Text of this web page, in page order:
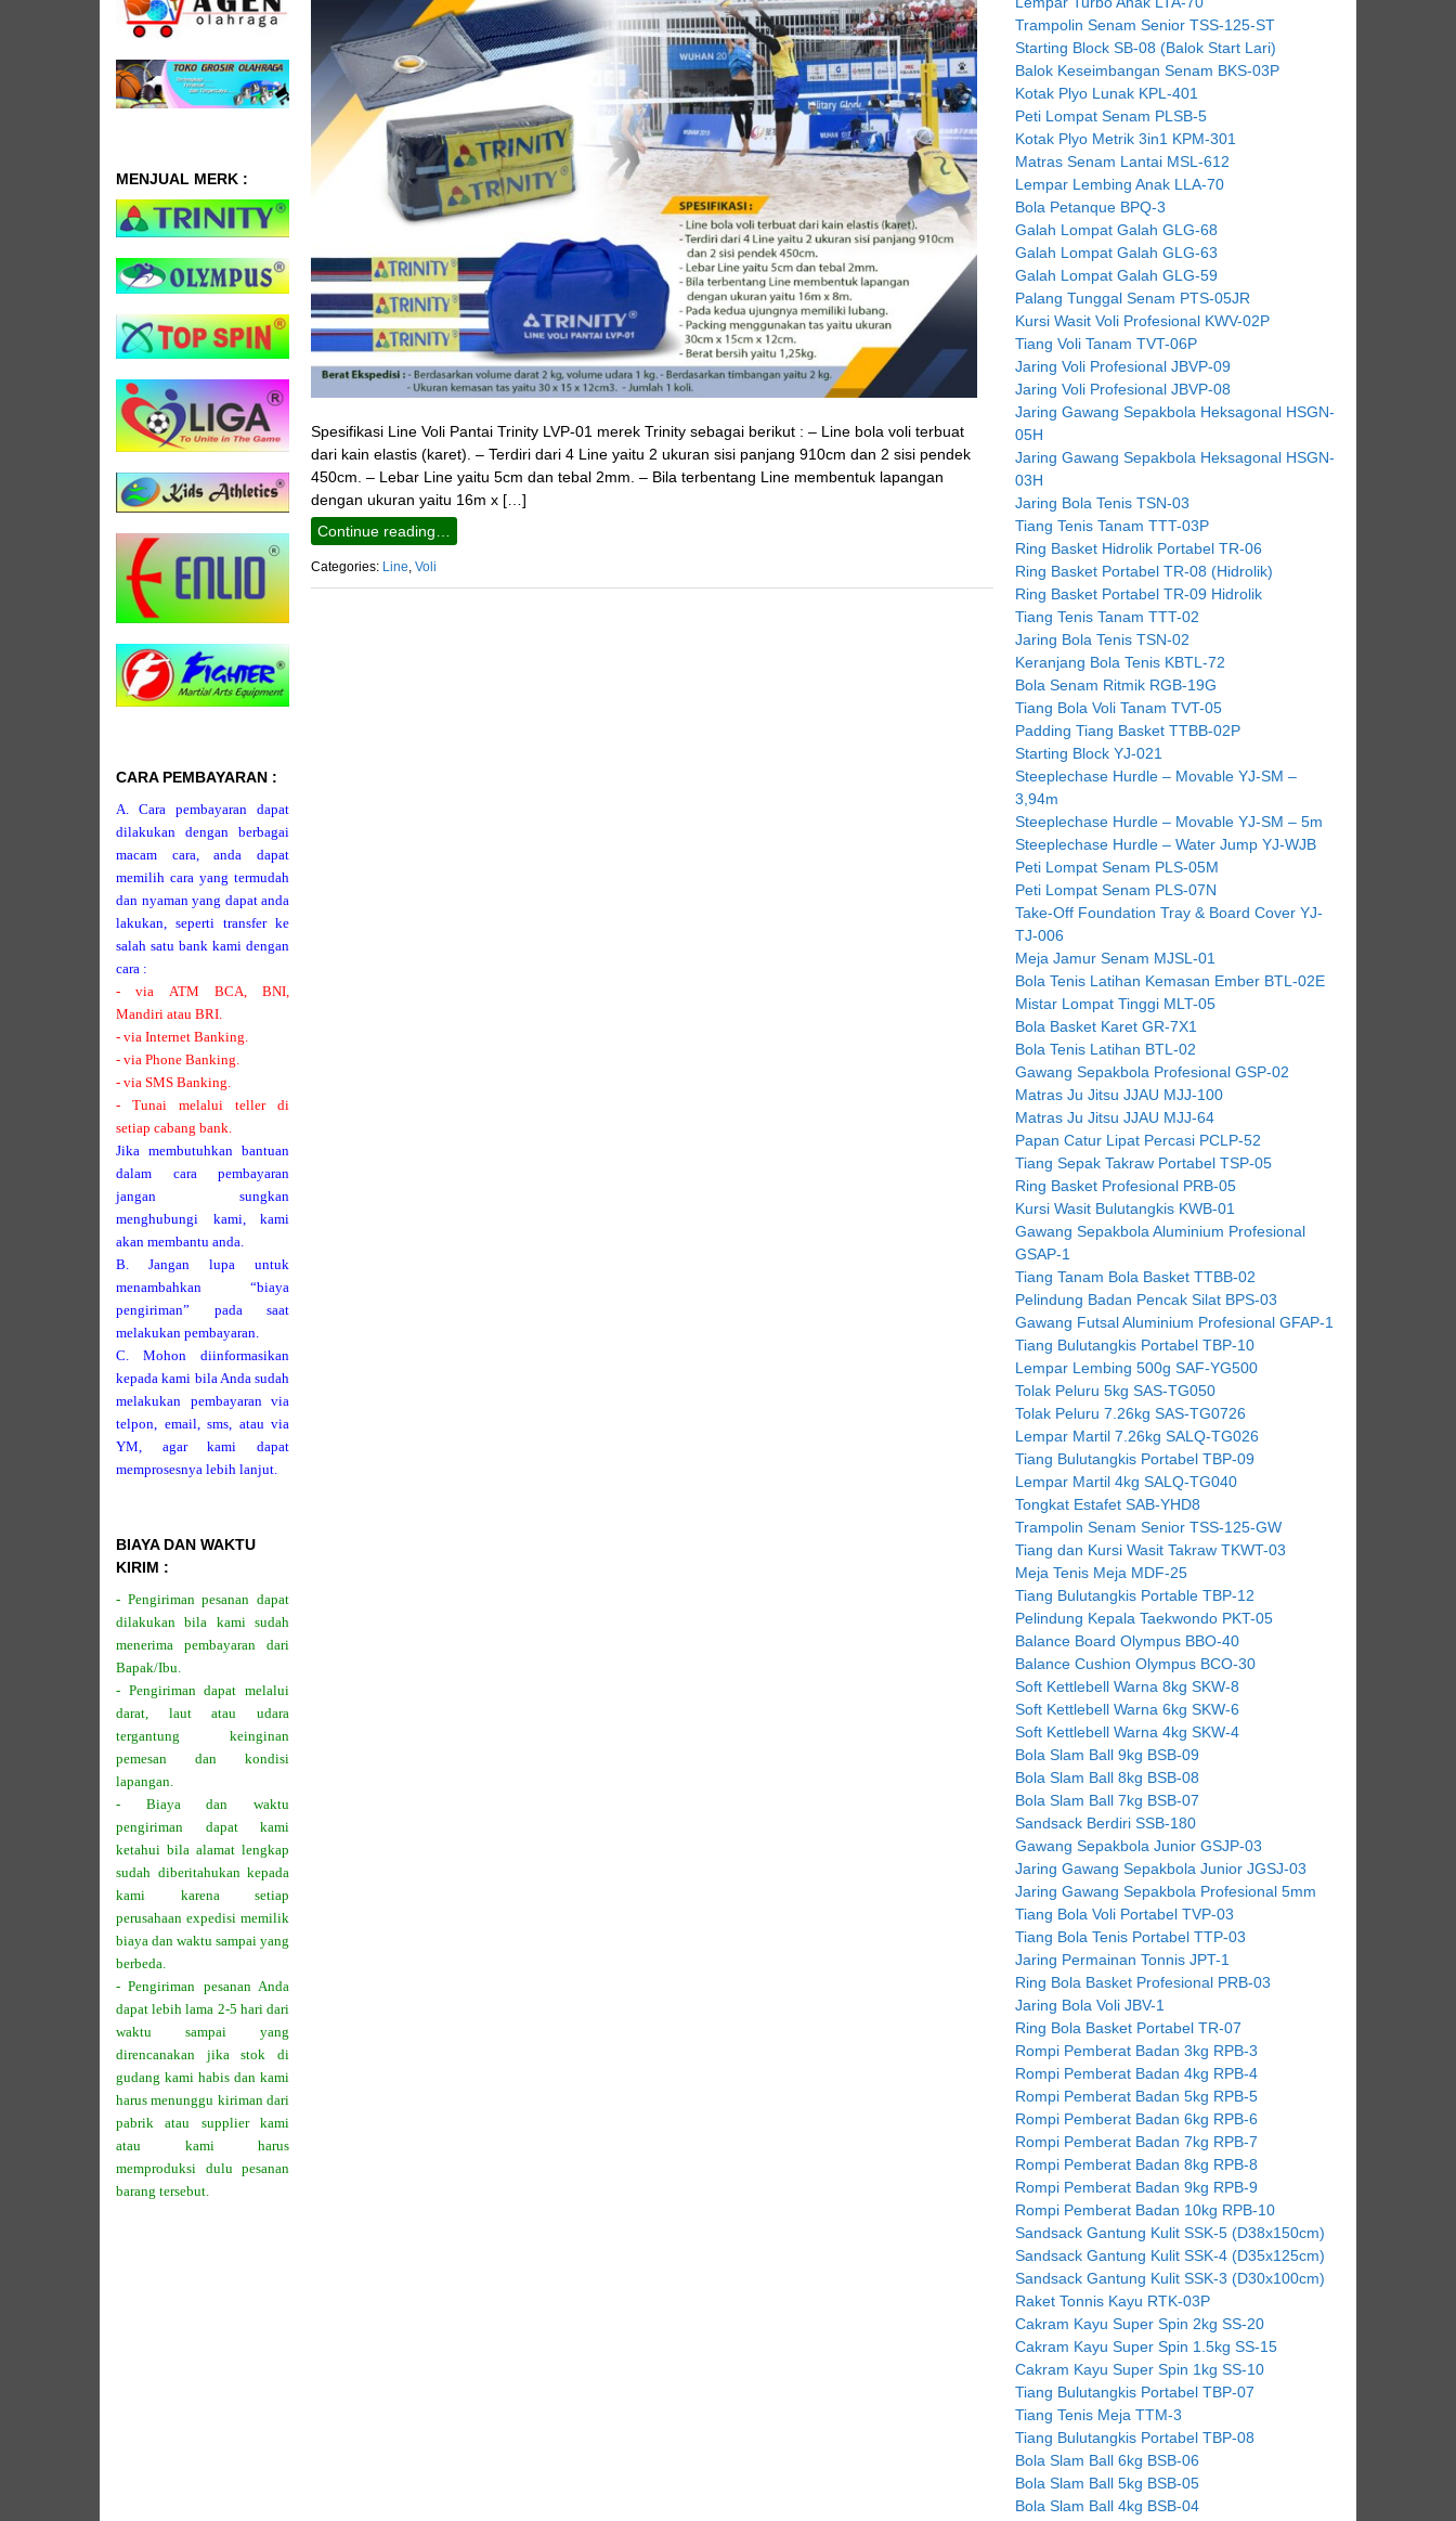
Spesifikasi Line Voli Pantai Trinity LVP-01 merek Trinity sebagai berikut : – Line bola voli terbuat
dari kain elastis (karet). – Terdiri dari 4 Line yaitu 2 ukuran sisi panjang 910cm dan 2 sisi pendek
450cm. – Lebar Line yaitu 5cm dan tebal 2mm. – Bila terbentang Line membentuk lapangan
dengan ukuran yaitu 16m x […]
Continue reading…
Categories: Line, Voli
MENJUAL MERK :
CARA PEMBAYARAN :
A. Cara pembayaran dapat
dilakukan dengan berbagai
macam cara, anda dapat
memilih cara yang termudah
dan nyaman yang dapat anda
lakukan, seperti transfer ke
salah satu bank kami dengan
cara :
- via ATM BCA, BNI,
Mandiri atau BRI.
- via Internet Banking.
- via Phone Banking.
- via SMS Banking.
- Tunai melalui teller di
setiap cabang bank.
Jika membutuhkan bantuan
dalam cara pembayaran
jangan sungkan
menghubungi kami, kami
akan membantu anda.
B. Jangan lupa untuk
menambahkan “biaya
pengiriman” pada saat
melakukan pembayaran.
C. Mohon diinformasikan
kepada kami bila Anda sudah
melakukan pembayaran via
telpon, email, sms, atau via
YM, agar kami dapat
memprosesnya lebih lanjut.
BIAYA DAN WAKTU
KIRIM :
- Pengiriman pesanan dapat
dilakukan bila kami sudah
menerima pembayaran dari
Bapak/Ibu.
- Pengiriman dapat melalui
darat, laut atau udara
tergantung keinginan
pemesan dan kondisi
lapangan.
- Biaya dan waktu
pengiriman dapat kami
ketahui bila alamat lengkap
sudah diberitahukan kepada
kami karena setiap
perusahaan expedisi memilik
biaya dan waktu sampai yang
berbeda.
- Pengiriman pesanan Anda
dapat lebih lama 2-5 hari dari
waktu sampai yang
direncanakan jika stok di
gudang kami habis dan kami
harus menunggu kiriman dari
pabrik atau supplier kami
atau kami harus
memproduksi dulu pesanan
barang tersebut.
Trampolin Senam Senior TSS-125-ST
Starting Block SB-08 (Balok Start Lari)
Balok Keseimbangan Senam BKS-03P
Kotak Plyo Lunak KPL-401
Peti Lompat Senam PLSB-5
Kotak Plyo Metrik 3in1 KPM-301
Matras Senam Lantai MSL-612
Lempar Lembing Anak LLA-70
Bola Petanque BPQ-3
Galah Lompat Galah GLG-68
Galah Lompat Galah GLG-63
Galah Lompat Galah GLG-59
Palang Tunggal Senam PTS-05JR
Kursi Wasit Voli Profesional KWV-02P
Tiang Voli Tanam TVT-06P
Jaring Voli Profesional JBVP-09
Jaring Voli Profesional JBVP-08
Jaring Gawang Sepakbola Heksagonal HSGN-
05H
Jaring Gawang Sepakbola Heksagonal HSGN-
03H
Jaring Bola Tenis TSN-03
Tiang Tenis Tanam TTT-03P
Ring Basket Hidrolik Portabel TR-06
Ring Basket Portabel TR-08 (Hidrolik)
Ring Basket Portabel TR-09 Hidrolik
Tiang Tenis Tanam TTT-02
Jaring Bola Tenis TSN-02
Keranjang Bola Tenis KBTL-72
Bola Senam Ritmik RGB-19G
Tiang Bola Voli Tanam TVT-05
Padding Tiang Basket TTBB-02P
Starting Block YJ-021
Steeplechase Hurdle – Movable YJ-SM –
3,94m
Steeplechase Hurdle – Movable YJ-SM – 5m
Steeplechase Hurdle – Water Jump YJ-WJB
Peti Lompat Senam PLS-05M
Peti Lompat Senam PLS-07N
Take-Off Foundation Tray & Board Cover YJ-
TJ-006
Meja Jamur Senam MJSL-01
Bola Tenis Latihan Kemasan Ember BTL-02E
Mistar Lompat Tinggi MLT-05
Bola Basket Karet GR-7X1
Bola Tenis Latihan BTL-02
Gawang Sepakbola Profesional GSP-02
Matras Ju Jitsu JJAU MJJ-100
Matras Ju Jitsu JJAU MJJ-64
Papan Catur Lipat Percasi PCLP-52
Tiang Sepak Takraw Portabel TSP-05
Ring Basket Profesional PRB-05
Kursi Wasit Bulutangkis KWB-01
Gawang Sepakbola Aluminium Profesional
GSAP-1
Tiang Tanam Bola Basket TTBB-02
Pelindung Badan Pencak Silat BPS-03
Gawang Futsal Aluminium Profesional GFAP-1
Tiang Bulutangkis Portabel TBP-10
Lempar Lembing 500g SAF-YG500
Tolak Peluru 5kg SAS-TG050
Tolak Peluru 7.26kg SAS-TG0726
Lempar Martil 7.26kg SALQ-TG026
Tiang Bulutangkis Portabel TBP-09
Lempar Martil 4kg SALQ-TG040
Tongkat Estafet SAB-YHD8
Trampolin Senam Senior TSS-125-GW
Tiang dan Kursi Wasit Takraw TKWT-03
Meja Tenis Meja MDF-25
Tiang Bulutangkis Portable TBP-12
Pelindung Kepala Taekwondo PKT-05
Balance Board Olympus BBO-40
Balance Cushion Olympus BCO-30
Soft Kettlebell Warna 8kg SKW-8
Soft Kettlebell Warna 6kg SKW-6
Soft Kettlebell Warna 4kg SKW-4
Bola Slam Ball 9kg BSB-09
Bola Slam Ball 8kg BSB-08
Bola Slam Ball 7kg BSB-07
Sandsack Berdiri SSB-180
Gawang Sepakbola Junior GSJP-03
Jaring Gawang Sepakbola Junior JGSJ-03
Jaring Gawang Sepakbola Profesional 5mm
Tiang Bola Voli Portabel TVP-03
Tiang Bola Tenis Portabel TTP-03
Jaring Permainan Tonnis JPT-1
Ring Bola Basket Profesional PRB-03
Jaring Bola Voli JBV-1
Ring Bola Basket Portabel TR-07
Rompi Pemberat Badan 3kg RPB-3
Rompi Pemberat Badan 4kg RPB-4
Rompi Pemberat Badan 5kg RPB-5
Rompi Pemberat Badan 6kg RPB-6
Rompi Pemberat Badan 7kg RPB-7
Rompi Pemberat Badan 8kg RPB-8
Rompi Pemberat Badan 9kg RPB-9
Rompi Pemberat Badan 10kg RPB-10
Sandsack Gantung Kulit SSK-5 (D38x150cm)
Sandsack Gantung Kulit SSK-4 (D35x125cm)
Sandsack Gantung Kulit SSK-3 (D30x100cm)
Raket Tonnis Kayu RTK-03P
Cakram Kayu Super Spin 2kg SS-20
Cakram Kayu Super Spin 1.5kg SS-15
Cakram Kayu Super Spin 1kg SS-10
Tiang Bulutangkis Portabel TBP-07
Tiang Tenis Meja TTM-3
Tiang Bulutangkis Portabel TBP-08
Bola Slam Ball 6kg BSB-06
Bola Slam Ball 5kg BSB-05
Bola Slam Ball 4kg BSB-04